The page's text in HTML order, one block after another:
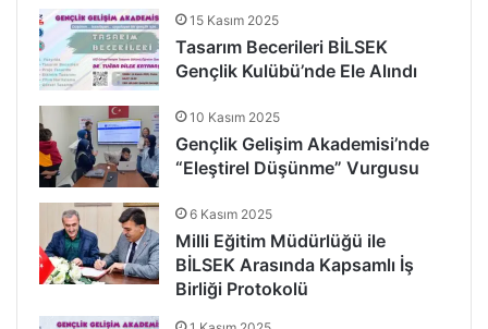
15 Kasım 2025
Tasarım Becerileri BİLSEK
Gençlik Kulübü’nde Ele Alındı
10 Kasım 2025
Gençlik Gelişim Akademisi’nde
“Eleştirel Düşünme” Vurgusu
6 Kasım 2025
Milli Eğitim Müdürlüğü ile
BİLSEK Arasında Kapsamlı İş
Birliği Protokolü